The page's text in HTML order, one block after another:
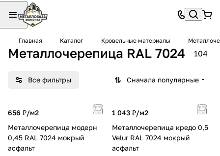
Главная Каталог Кровельные материалы
Металлочерепица RAL 7024 104
Все фильтры Сначала популярные
656 ₽/м2
Металлочерепица модерн
0,45 RAL 7024 мокрый
асфальт
1 043 ₽/м2
Металлочерепица кредо 0,5
Velur RAL 7024 мокрый
асфальт